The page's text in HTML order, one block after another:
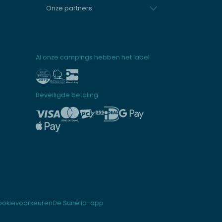
Onze partners
Al onze campings hebben het label
Beveiligde betaling
De Sunêlia-app